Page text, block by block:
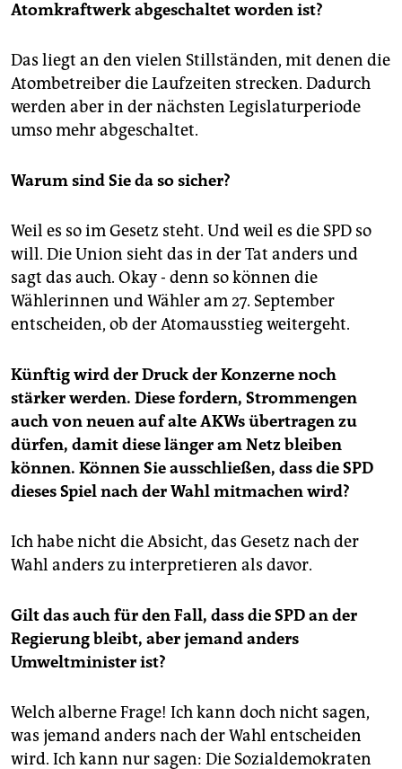
Atomkraftwerk abgeschaltet worden ist?
Das liegt an den vielen Stillständen, mit denen die
Atombetreiber die Laufzeiten strecken. Dadurch
werden aber in der nächsten Legislaturperiode
umso mehr abgeschaltet.
Warum sind Sie da so sicher?
Weil es so im Gesetz steht. Und weil es die SPD so
will. Die Union sieht das in der Tat anders und
sagt das auch. Okay - denn so können die
Wählerinnen und Wähler am 27. September
entscheiden, ob der Atomausstieg weitergeht.
Künftig wird der Druck der Konzerne noch
stärker werden. Diese fordern, Strommengen
auch von neuen auf alte AKWs übertragen zu
dürfen, damit diese länger am Netz bleiben
können. Können Sie ausschließen, dass die SPD
dieses Spiel nach der Wahl mitmachen wird?
Ich habe nicht die Absicht, das Gesetz nach der
Wahl anders zu interpretieren als davor.
Gilt das auch für den Fall, dass die SPD an der
Regierung bleibt, aber jemand anders
Umweltminister ist?
Welch alberne Frage! Ich kann doch nicht sagen,
was jemand anders nach der Wahl entscheiden
wird. Ich kann nur sagen: Die Sozialdemokraten